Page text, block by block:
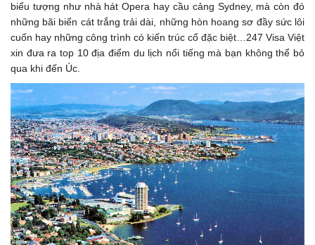
biểu tượng như nhà hát Opera hay cầu cảng Sydney, mà còn đó
những bãi biển cát trắng trải dài, những hòn hoang sơ đầy sức lôi
cuốn hay những công trình có kiến trúc cổ đặc biệt…247 Visa Việt
xin đưa ra top 10 địa điểm du lịch nổi tiếng mà bạn không thể bỏ
qua khi đến Úc.